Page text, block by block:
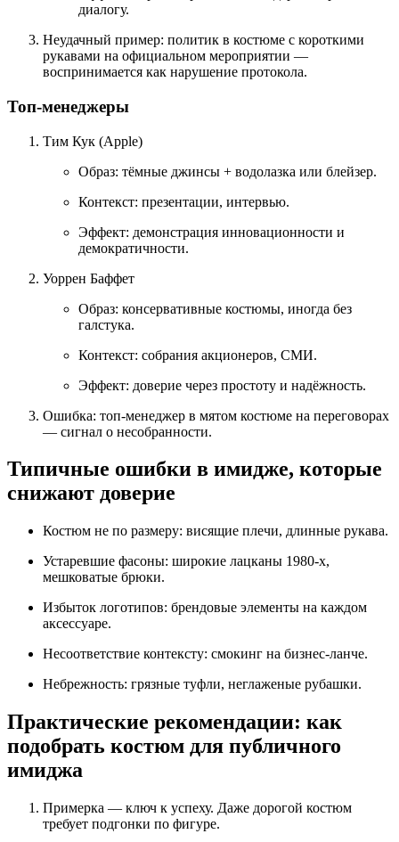
диалогу.
Неудачный пример: политик в костюме с короткими
рукавами на официальном мероприятии —
воспринимается как нарушение протокола.
Топ‑менеджеры
Тим Кук (Apple)
Образ: тёмные джинсы + водолазка или блейзер.
Контекст: презентации, интервью.
Эффект: демонстрация инновационности и
демократичности.
Уоррен Баффет
Образ: консервативные костюмы, иногда без
галстука.
Контекст: собрания акционеров, СМИ.
Эффект: доверие через простоту и надёжность.
Ошибка: топ‑менеджер в мятом костюме на переговорах
— сигнал о несобранности.
Типичные ошибки в имидже, которые
снижают доверие
Костюм не по размеру: висящие плечи, длинные рукава.
Устаревшие фасоны: широкие лацканы 1980‑х,
мешковатые брюки.
Избыток логотипов: брендовые элементы на каждом
аксессуаре.
Несоответствие контексту: смокинг на бизнес‑ланче.
Небрежность: грязные туфли, неглаженые рубашки.
Практические рекомендации: как
подобрать костюм для публичного
имиджа
Примерка — ключ к успеху. Даже дорогой костюм
требует подгонки по фигуре.